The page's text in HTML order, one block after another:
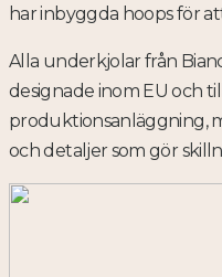
har inbyggda hoops för
Alla underkjolar från
designade inom EU och
produktionsanläggning,
och detaljer som gör